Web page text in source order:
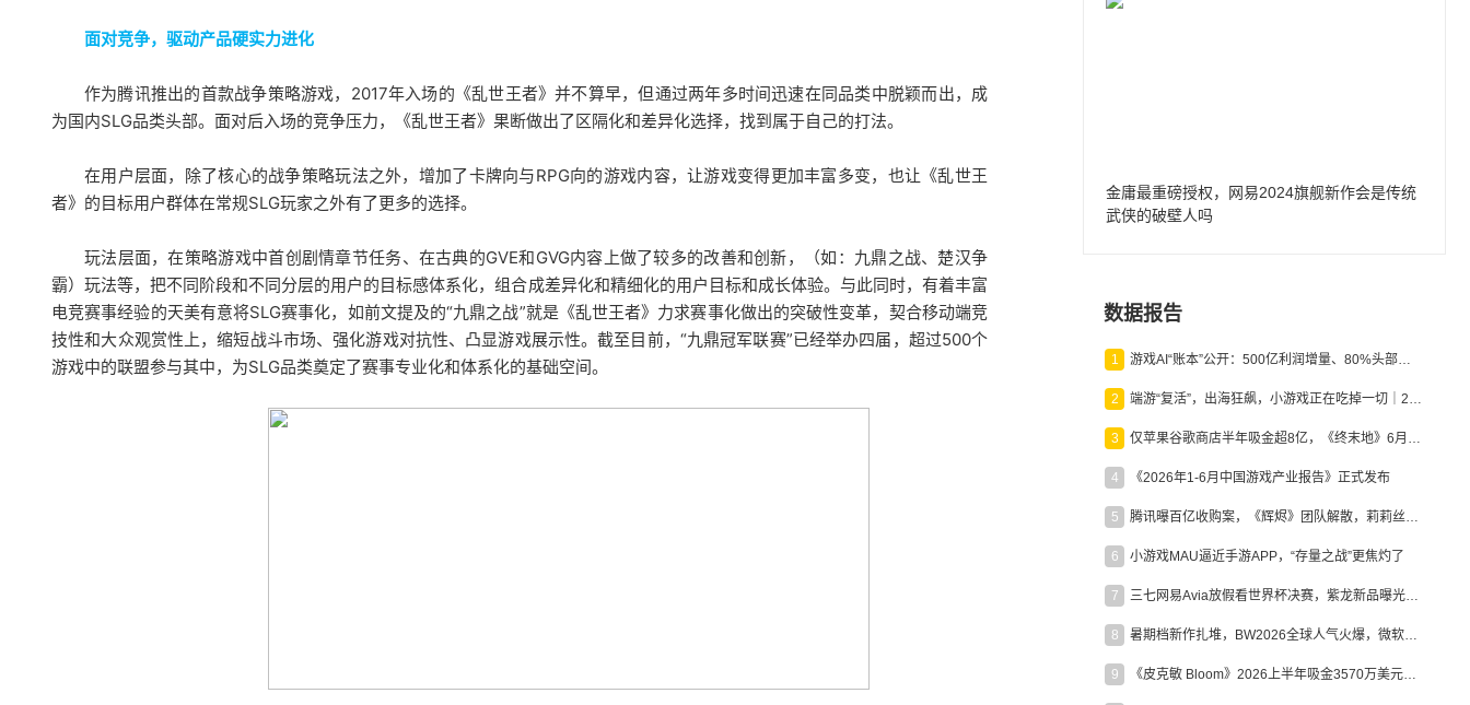
面对竞争，驱动产品硬实力进化
作为腾讯推出的首款战争策略游戏，2017年入场的《乱世王者》并不算早，但通过两年多时间迅速在同品类中脱颖而出，成
为国内SLG品类头部。面对后入场的竞争压力，《乱世王者》果断做出了区隔化和差异化选择，找到属于自己的打法。
在用户层面，除了核心的战争策略玩法之外，增加了卡牌向与RPG向的游戏内容，让游戏变得更加丰富多变，也让《乱世王
者》的目标用户群体在常规SLG玩家之外有了更多的选择。
玩法层面，在策略游戏中首创剧情章节任务、在古典的GVE和GVG内容上做了较多的改善和创新，（如：九鼎之战、楚汉争
霸）玩法等，把不同阶段和不同分层的用户的目标感体系化，组合成差异化和精细化的用户目标和成长体验。与此同时，有着丰富
电竞赛事经验的天美有意将SLG赛事化，如前文提及的“九鼎之战”就是《乱世王者》力求赛事化做出的突破性变革，契合移动端竞
技性和大众观赏性上，缩短战斗市场、强化游戏对抗性、凸显游戏展示性。截至目前，“九鼎冠军联赛”已经举办四届，超过500个
游戏中的联盟参与其中，为SLG品类奠定了赛事专业化和体系化的基础空间。
金庸最重磅授权，网易2024旗舰新作会是传统
武侠的破壁人吗
数据报告
1 游戏AI“账本”公开：500亿利润增量、80%头部入局，谁在闷声发财？
2 端游“复活”，出海狂飙，小游戏正在吃掉一切｜2026上半年产业报告
3 仅苹果谷歌商店半年吸金超8亿，《终末地》6月份收入显著回暖
4 《2026年1-6月中国游戏产业报告》正式发布
5 腾讯曝百亿收购案，《辉烬》团队解散，莉莉丝新作曝光｜陀螺周报
6 小游戏MAU逼近手游APP，“存量之战”更焦灼了
7 三七网易Avia放假看世界杯决赛，紫龙新品曝光，米哈游新作上线 | 陀螺周报
8 暑期档新作扎堆，BW2026全球人气火爆，微软XBOX大裁员|陀螺周报
9 《皮克敏 Bloom》2026上半年吸金3570万美元，中国台湾成最大市场